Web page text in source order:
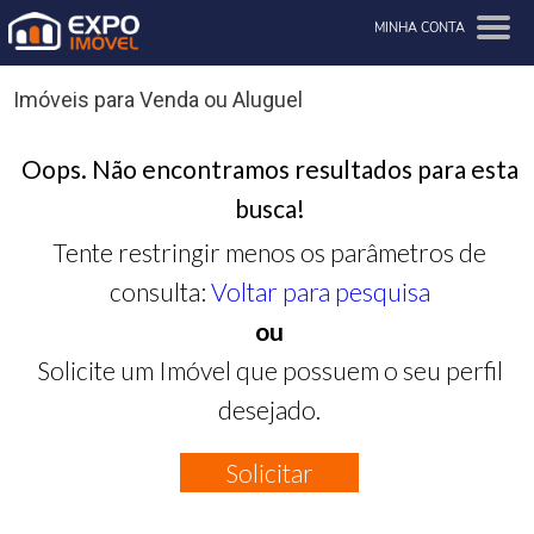
MINHA CONTA
Imóveis para Venda ou Aluguel
Oops. Não encontramos resultados para esta
busca!
Tente restringir menos os parâmetros de
consulta: Voltar para pesquisa
ou
Solicite um Imóvel que possuem o seu perfil
desejado.
Solicitar